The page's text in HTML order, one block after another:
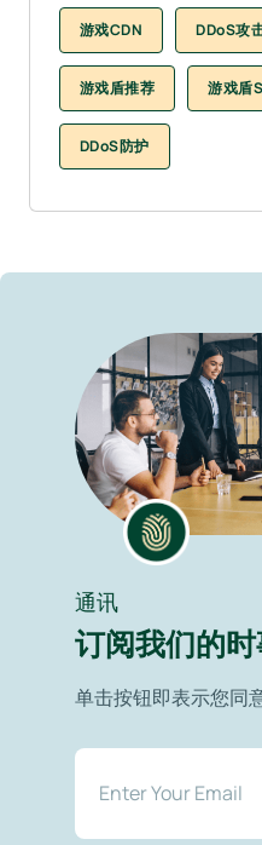
游戏CDN DDoS攻
游戏盾推荐 游戏盾
DDoS防护
通讯
订阅我们的
单击按钮即表示您同